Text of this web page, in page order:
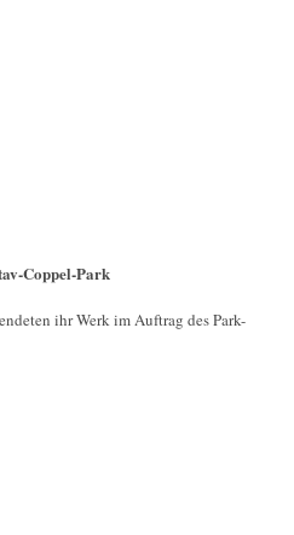
Coppel-Park
ihr Werk im Auftrag des Park-